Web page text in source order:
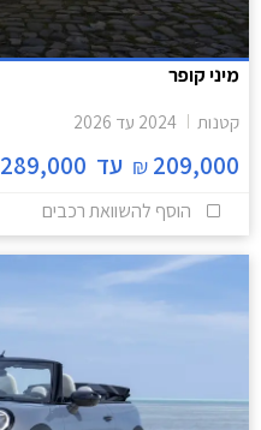
מיני קופר
קטנות 2024 עד 2026
209,000
₪ עד 289,000
הוסף להשוואת רכבים